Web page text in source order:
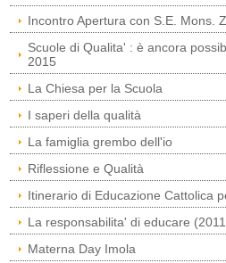
Incontro Apertura con S.E. Mons.
Scuole di Qualita' : è ancora
2015
La Chiesa per la Scuola
I saperi della qualità
La famiglia grembo dell'io
Riflessione e Qualità
Itinerario di Educazione Cattolica
La responsabilita' di educare
Materna Day Imola